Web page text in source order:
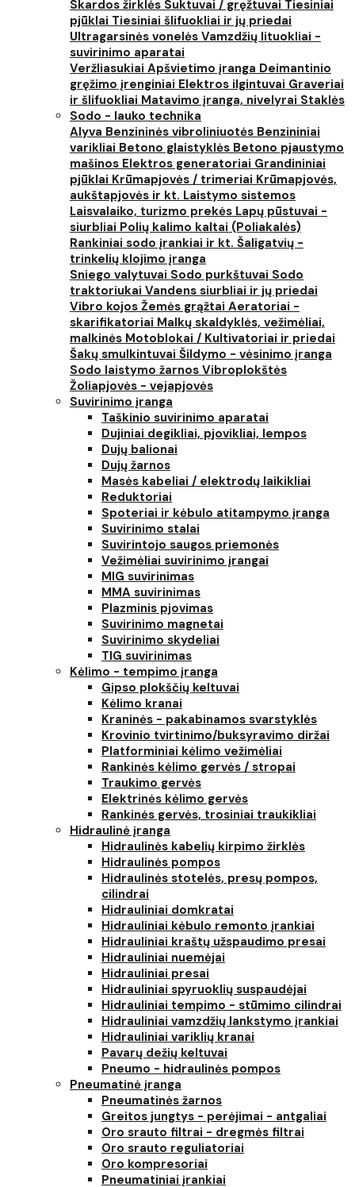
Skardos žirklės Suktuvai / gręžtuvai Tiesiniai
pjūklai Tiesiniai šlifuokliai ir jų priedai
Ultragarsinės vonelės Vamzdžių lituokliai -
suvirinimo aparatai
Veržliasukiai Apšvietimo įranga Deimantinio
gręžimo įrenginiai Elektros ilgintuvai Graveriai
ir šlifuokliai Matavimo įranga, nivelyrai Staklės
Sodo - lauko technika
Alyva Benzininės vibroliniuotės Benzininiai
varikliai Betono glaistyklės Betono pjaustymo
mašinos Elektros generatoriai Grandininiai
pjūklai Krūmapjovės / trimeriai Krūmapjovės,
aukštapjovės ir kt. Laistymo sistemos
Laisvalaiko, turizmo prekės Lapų pūstuvai -
siurbliai Polių kalimo kaltai (Poliakalės)
Rankiniai sodo įrankiai ir kt. Šaligatvių -
trinkelių klojimo įranga
Sniego valytuvai Sodo purkštuvai Sodo
traktoriukai Vandens siurbliai ir jų priedai
Vibro kojos Žemės grąžtai Aeratoriai -
skarifikatoriai Malkų skaldyklės, vežimėliai,
malkinės Motoblokai / Kultivatoriai ir priedai
Šakų smulkintuvai Šildymo - vėsinimo įranga
Sodo laistymo žarnos Vibroplokštės
Žoliapjovės - vejapjovės
Suvirinimo įranga
Taškinio suvirinimo aparatai
Dujiniai degikliai, pjovikliai, lempos
Dujų balionai
Dujų žarnos
Masės kabeliai / elektrodų laikikliai
Reduktoriai
Spoteriai ir kėbulo atitampymo įranga
Suvirinimo stalai
Suvirintojo saugos priemonės
Vežimėliai suvirinimo įrangai
MIG suvirinimas
MMA suvirinimas
Plazminis pjovimas
Suvirinimo magnetai
Suvirinimo skydeliai
TIG suvirinimas
Kėlimo - tempimo įranga
Gipso plokščių keltuvai
Kėlimo kranai
Kraninės - pakabinamos svarstyklės
Krovinio tvirtinimo/buksyravimo diržai
Platforminiai kėlimo vežimėliai
Rankinės kėlimo gervės / stropai
Traukimo gervės
Elektrinės kėlimo gervės
Rankinės gervės, trosiniai traukikliai
Hidraulinė įranga
Hidraulinės kabelių kirpimo žirklės
Hidraulinės pompos
Hidraulinės stotelės, presų pompos,
cilindrai
Hidrauliniai domkratai
Hidrauliniai kėbulo remonto įrankiai
Hidrauliniai kraštų užspaudimo presai
Hidrauliniai nuemėjai
Hidrauliniai presai
Hidrauliniai spyruoklių suspaudėjai
Hidrauliniai tempimo - stūmimo cilindrai
Hidrauliniai vamzdžių lankstymo įrankiai
Hidrauliniai variklių kranai
Pavarų dežių keltuvai
Pneumo - hidraulinės pompos
Pneumatinė įranga
Pneumatinės žarnos
Greitos jungtys - perėjimai - antgaliai
Oro srauto filtrai - dregmės filtrai
Oro srauto reguliatoriai
Oro kompresoriai
Pneumatiniai įrankiai